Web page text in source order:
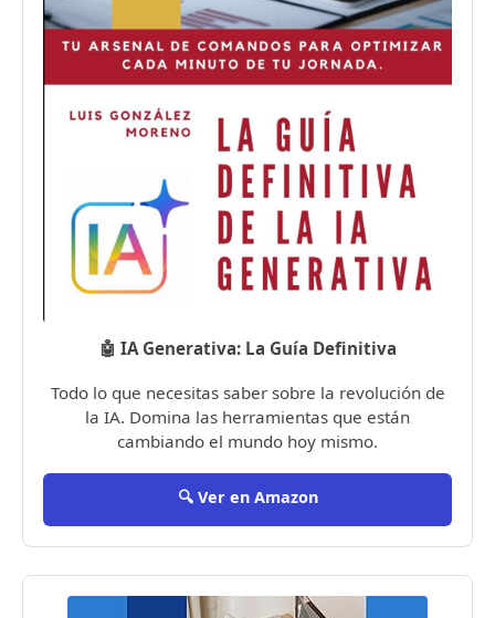
🤖 IA Generativa: La Guía Definitiva
Todo lo que necesitas saber sobre la revolución de
la IA. Domina las herramientas que están
cambiando el mundo hoy mismo.
🔍 Ver en Amazon